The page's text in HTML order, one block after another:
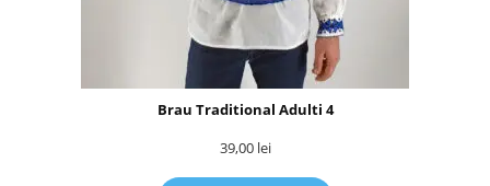
Brau Traditional Adulti 4
39,00 lei